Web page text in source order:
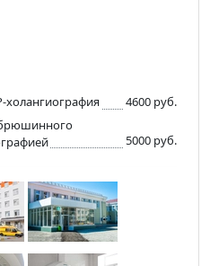
4600 руб.
5000 руб.